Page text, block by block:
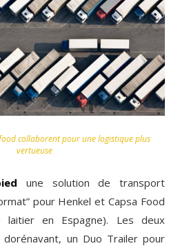
collaborent pour une logistique plus
vertueuse
une solution de transport
pour Henkel et Capsa Food
laitier en Espagne). Les deux
un Duo Trailer pour